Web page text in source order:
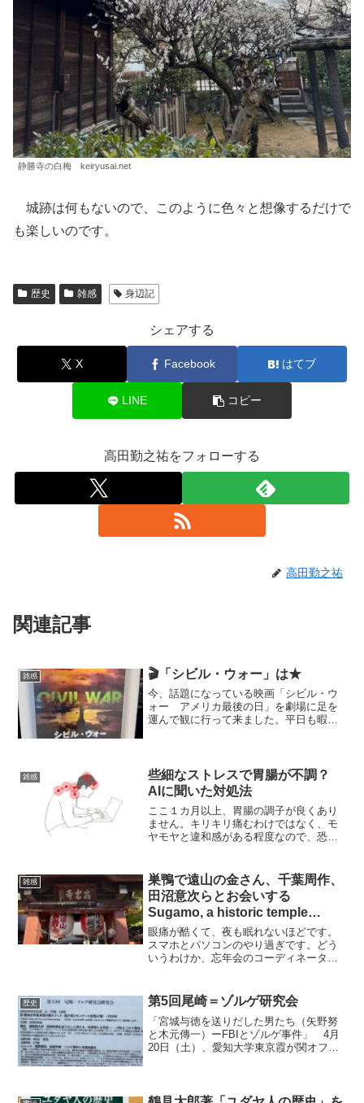
静勝寺の白梅 keiryusai.net
城跡は何もないので、このように色々と想像するだけで
も楽しいのです。
歴史 雑感 身辺記
シェアする
X Facebook はてブ
LINE コピー
高田勤之祐をフォローする
高田勤之祐
関連記事
雑感 🎬「シビル・ウォー」は★
今、話題になっている映画「シビル・ウ
ォー アメリカ最後の日」を劇場に足を
運んで観に行って来ました。平日も暇で
２週間連続NO.1ヒット...
雑感
些細なストレスで胃腸が不調？
AIに聞いた対処法
ここ１カ月以上、胃腸の調子が良くあり
ません。キリキリ痛むわけではなく、モ
ヤモヤと違和感がある程度なので、恐ら
のかもしれません。 でも、ストレスと
いっても大したことはあり...
雑感
巣鴨で遠山の金さん、千葉周作、
田沼意次らとお会いする
Sugamo, a historic temple
district
眼痛が酷くて、夜も眠れないほどです。
スマホとパソコンのやり過ぎです。どう
いうわけか、忘年会のコーディネーター
よる人選びに至るまで本当に疲れ果てま
した（苦笑）。 中には...
歴史 第5回尾崎＝ゾルゲ研究会
「宮城与徳を送りだした男たち（矢野努
と木元傳一）ーFBIとゾルゲ事件」 4月
20日（土）、愛知大学東京霞が関オフィ
を送りだした男た...